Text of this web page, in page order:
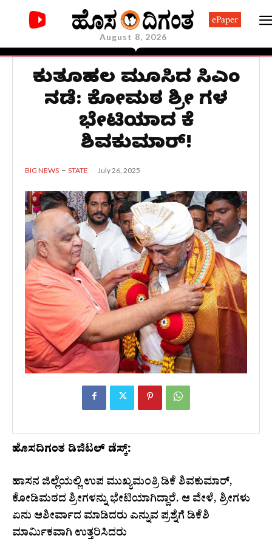
August 8, 2026
ePaper
ಕುತೂಹಲ ಮೂಡಿಸಿದ ಡಿಸಿಎಂ
ನಡೆ: ಕೋಡಿಮಠ ಶ್ರೀ ಗಳ
ಭೇಟಿಯಾದ ಡಿಕೆ
ಶಿವಕುಮಾರ್!
BIG NEWS STATE July 26, 2025
ಹೊಸದಿಗಂತ ಡಿಜಿಟಲ್ ಡೆಸ್ಕ್:
ಹಾಸನ ಜಿಲ್ಲೆಯಲ್ಲಿ ಉಪ ಮುಖ್ಯಮಂತ್ರಿ ಡಿಕೆ ಶಿವಕುಮಾರ್,
ಕೋಡಿಮಠದ ಶ್ರೀಗಳನ್ನು ಭೇಟಿಯಾಗಿದ್ದಾರೆ. ಆ ವೇಳೆ, ಶ್ರೀಗಳು
ಏನು ಆಶೀರ್ವಾದ ಮಾಡಿದರು ಎನ್ನುವ ಪ್ರಶ್ನೆಗೆ ಡಿಕೆಶಿ
ಮಾರ್ಮಿಕವಾಗಿ ಉತ್ತರಿಸಿದರು